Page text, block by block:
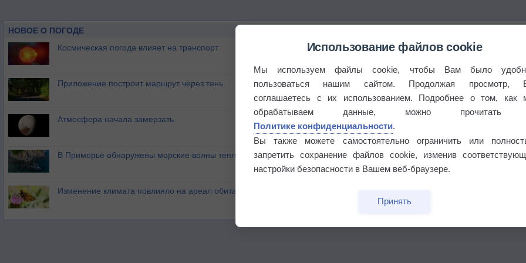
НОВОЕ О ПОГОДЕ
Космическая погода влияет на транспорт
Приложение построит маршрут через тень
Атмосфера начала замерзать
В Приморье обнаружены морские волны тепла
Изменение климата повлияло на ареал обитания бабочек
Использование файлов cookie
Мы используем файлы cookie, чтобы Вам было
пользоваться нашим сайтом. Продолжая просмотр,
соглашаетесь с их использованием. Подробнее о том, как
обрабатываем данные, можно прочитать
Политике конфиденциальности.
Вы также можете самостоятельно ограничить или
запретить сохранение файлов cookie, изменив
настройки безопасности в Вашем веб-браузере.
Принять